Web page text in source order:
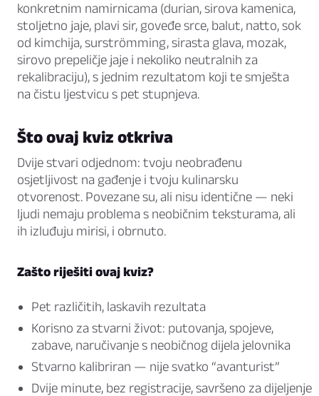
konkretnim namirnicama (durian, sirova kamenica,
stoljetno jaje, plavi sir, goveđe srce, balut, natto, sok
od kimchija, surströmming, sirasta glava, mozak,
sirovo prepeličje jaje i nekoliko neutralnih za
rekalibraciju), s jednim rezultatom koji te smješta
na čistu ljestvicu s pet stupnjeva.
Što ovaj kviz otkriva
Dvije stvari odjednom: tvoju neobrađenu
osjetljivost na gađenje i tvoju kulinarsku
otvorenost. Povezane su, ali nisu identične — neki
ljudi nemaju problema s neobičnim teksturama, ali
ih izluđuju mirisi, i obrnuto.
Zašto riješiti ovaj kviz?
Pet različitih, laskavih rezultata
Korisno za stvarni život: putovanja, spojeve,
zabave, naručivanje s neobičnog dijela jelovnika
Stvarno kalibriran — nije svatko “avanturist”
Dvije minute, bez registracije, savršeno za dijeljenje